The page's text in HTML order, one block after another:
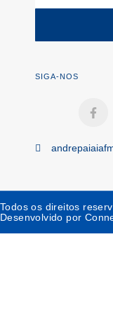
SIGA-NOS
Todos os direitos
Desenvolvido por